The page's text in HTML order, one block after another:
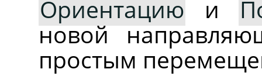
Ориентацию и
новой
простым